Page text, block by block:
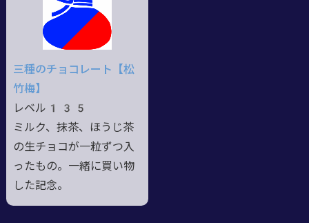
三種のチョコレート【松
竹梅】
レベル135
ミルク、抹茶、ほうじ茶
の生チョコが一粒ずつ入
ったもの。一緒に買い物
した記念。